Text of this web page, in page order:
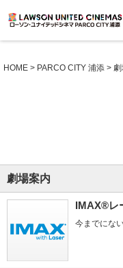
HOME > PARCO CITY 浦添 >
劇場案内
IMAX®レ
今までにな